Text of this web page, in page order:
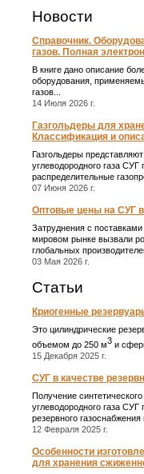
Новости
Справочник.
газов. Полная
В книге дано описание
оборудования,
газов...
14 Июля 2026 г.
Газгольдеры для
Классификация и
Газгольдеры
углеводородного газа
распределительные
07 Июня 2026 г.
Оптовые цены на СУГ
Затруднения с
мировом рынке вызвали
глобальных
03 Мая 2026 г.
Статьи
Криогенные
Это цилиндрические
объемом до 250 м3 и
15 Декабря 2025 г.
СУГ в качестве
Получение
углеводородного газа
резервного газоснабжения
12 Февраля 2025 г.
Особенности
для хранения